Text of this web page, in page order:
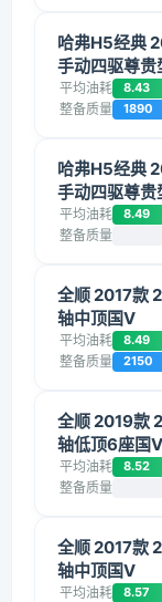
哈弗H5经典
手动四驱尊贵
平均油耗 8.43
整备质量 1890
哈弗H5经典
手动四驱尊贵
平均油耗 8.49
整备质量
全顺 2017款
轴中顶国V
平均油耗 8.49
整备质量 2150
全顺 2019款
轴低顶6座国
平均油耗 8.52
整备质量
全顺 2017款
轴中顶国V
平均油耗 8.57